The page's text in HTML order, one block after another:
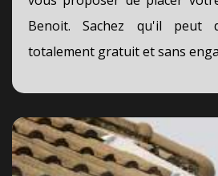
Benoit. Sachez qu'il peut
totalement gratuit et sans